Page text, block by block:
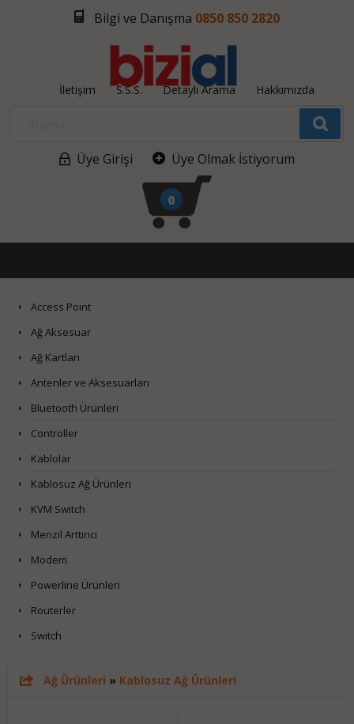
Bilgi ve Danışma 0850 850 2820
İletişim S.S.S. Detaylı Arama Hakkımızda
Üye Girişi Üye Olmak İstiyorum
0
Access Point
Ağ Aksesuar
Ağ Kartları
Antenler ve Aksesuarları
Bluetooth Ürünleri
Controller
Kablolar
Kablosuz Ağ Ürünleri
KVM Switch
Menzil Arttırıcı
Modem
Powerline Ürünleri
Routerler
Switch
Ağ Ürünleri » Kablosuz Ağ Ürünleri